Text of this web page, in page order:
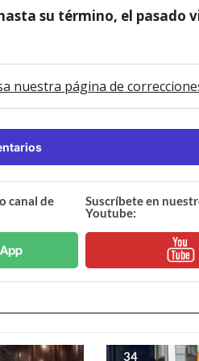
su término, el pasado
nuestra página de
canal de
Suscríbete en
Youtube:
34